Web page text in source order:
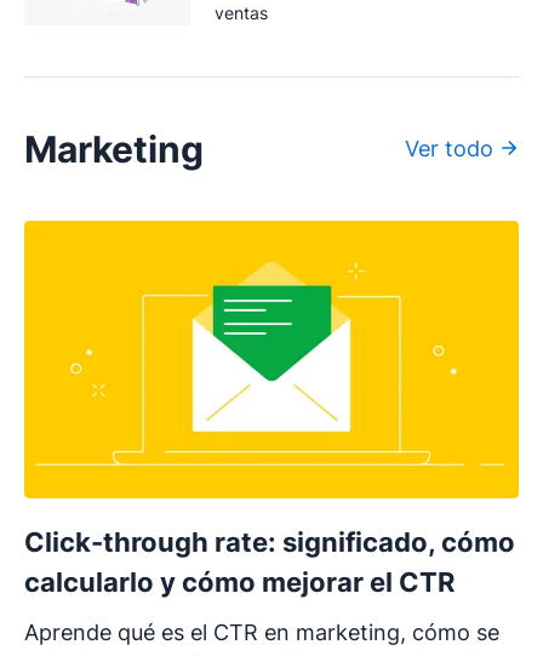
ventas
Marketing Ver todo
Click-through rate: significado, cómo
calcularlo y cómo mejorar el CTR
Aprende qué es el CTR en marketing, cómo se